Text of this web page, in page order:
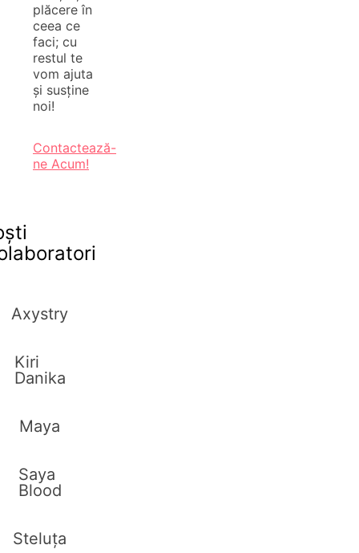
plăcere în
ceea ce
faci; cu
restul te
vom ajuta
și susține
noi!
Contactează-
ne Acum!
Axystry
Kiri
Danika
Maya
Saya
Blood
Steluța